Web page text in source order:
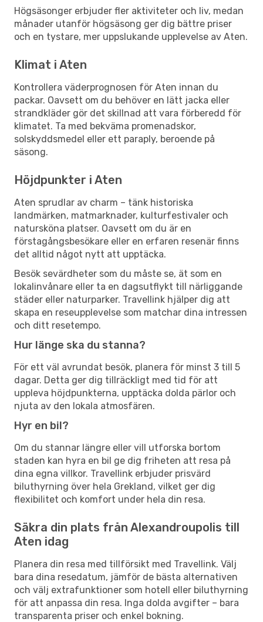
Högsäsonger erbjuder fler aktiviteter och liv, medan
månader utanför högsäsong ger dig bättre priser
och en tystare, mer uppslukande upplevelse av Aten.
Klimat i Aten
Kontrollera väderprognosen för Aten innan du
packar. Oavsett om du behöver en lätt jacka eller
strandkläder gör det skillnad att vara förberedd för
klimatet. Ta med bekväma promenadskor,
solskyddsmedel eller ett paraply, beroende på
säsong.
Höjdpunkter i Aten
Aten sprudlar av charm – tänk historiska
landmärken, matmarknader, kulturfestivaler och
natursköna platser. Oavsett om du är en
förstagångsbesökare eller en erfaren resenär finns
det alltid något nytt att upptäcka.
Besök sevärdheter som du måste se, ät som en
lokalinvånare eller ta en dagsutflykt till närliggande
städer eller naturparker. Travellink hjälper dig att
skapa en reseupplevelse som matchar dina intressen
och ditt resetempo.
Hur länge ska du stanna?
För ett väl avrundat besök, planera för minst 3 till 5
dagar. Detta ger dig tillräckligt med tid för att
uppleva höjdpunkterna, upptäcka dolda pärlor och
njuta av den lokala atmosfären.
Hyr en bil?
Om du stannar längre eller vill utforska bortom
staden kan hyra en bil ge dig friheten att resa på
dina egna villkor. Travellink erbjuder prisvärd
biluthyrning över hela Grekland, vilket ger dig
flexibilitet och komfort under hela din resa.
Säkra din plats från Alexandroupolis till
Aten idag
Planera din resa med tillförsikt med Travellink. Välj
bara dina resedatum, jämför de bästa alternativen
och välj extrafunktioner som hotell eller biluthyrning
för att anpassa din resa. Inga dolda avgifter – bara
transparenta priser och enkel bokning.